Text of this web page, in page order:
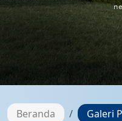
Beranda Galeri